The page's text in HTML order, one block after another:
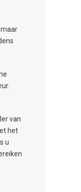
maar
van
het
u